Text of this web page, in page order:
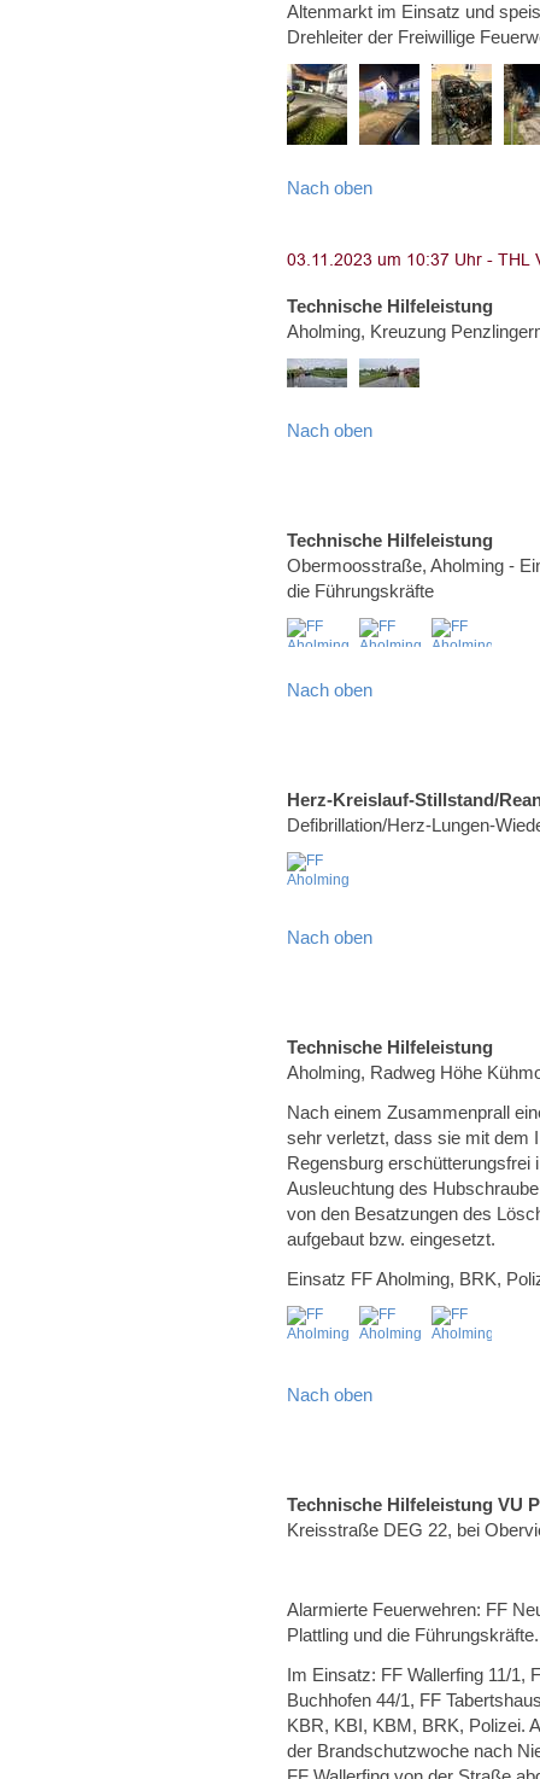
Altenmarkt im Einsatz und
Drehleiter der Freiwillige
Nach oben
Technische Hilfeleistung
Aholming, Kreuzung
Nach oben
Technische Hilfeleistung
Obermoosstraße, Aholming -
die Führungskräfte
Nach oben
Herz-Kreislauf-Stillstand/
Defibrillation/Herz-Lungen-
Nach oben
Technische Hilfeleistung
Aholming, Radweg Höhe
Nach einem Zusammenprall
sehr verletzt, dass sie mit dem
Regensburg erschütterungsfrei
Ausleuchtung des
von den Besatzungen des
aufgebaut bzw. eingesetzt.
Einsatz FF Aholming, BRK,
Nach oben
Technische Hilfeleistung VU
Kreisstraße DEG 22, bei
Alarmierte Feuerwehren: FF
Plattling und die Führungskräfte.
Im Einsatz: FF Wallerfing 11/1,
Buchhofen 44/1, FF
KBR, KBI, KBM, BRK, Polizei.
der Brandschutzwoche nach